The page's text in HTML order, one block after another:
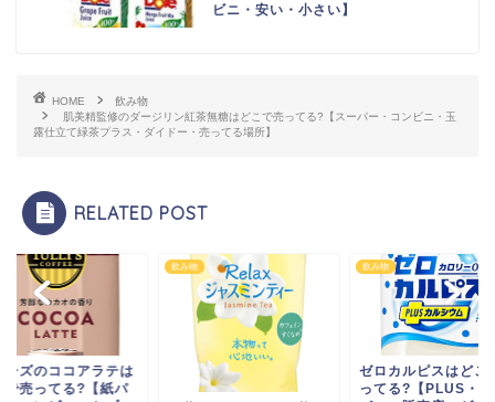
ビニ・安い・小さい】
HOME
飲み物
肌美精監修のダージリン紅茶無糖はどこで売ってる?【スーパー・コンビニ・玉
露仕立て緑茶プラス・ダイドー・売ってる場所】
RELATED POST
ーズのココアラテは
で売ってる?【紙パ
飲み物 飲み物
ゼロカルピスはどこ
ってる?【PLUS・